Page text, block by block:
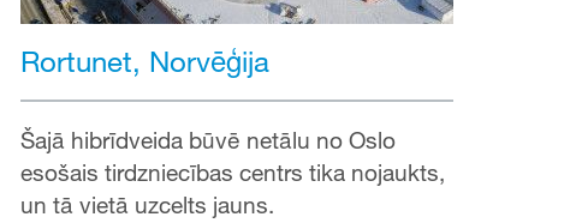
Rortunet, Norvēģija
Šajā hibrīdveida būvē netālu no Oslo
esošais tirdzniecības centrs tika nojaukts,
un tā vietā uzcelts jauns.